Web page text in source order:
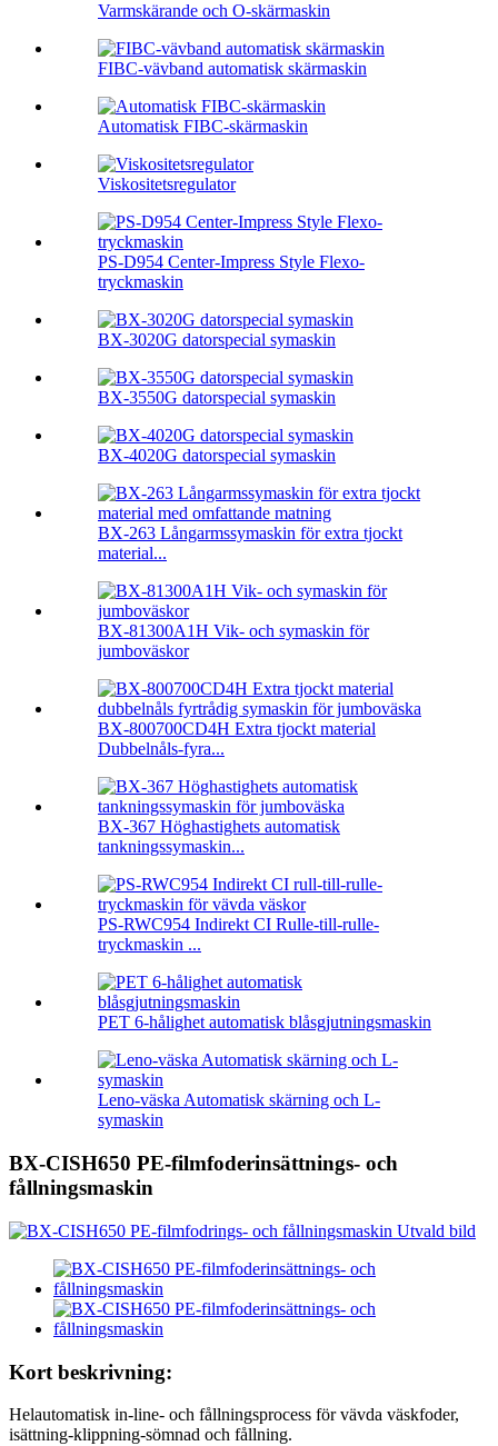
Varmskärande och O-skärmaskin
FIBC-vävband automatisk skärmaskin
Automatisk FIBC-skärmaskin
Viskositetsregulator
PS-D954 Center-Impress Style Flexo-
tryckmaskin
BX-3020G datorspecial symaskin
BX-3550G datorspecial symaskin
BX-4020G datorspecial symaskin
BX-263 Långarmssymaskin för extra tjockt
material...
BX-81300A1H Vik- och symaskin för
jumboväskor
BX-800700CD4H Extra tjockt material
Dubbelnåls-fyra...
BX-367 Höghastighets automatisk
tankningssymaskin...
PS-RWC954 Indirekt CI Rulle-till-rulle-
tryckmaskin ...
PET 6-hålighet automatisk blåsgjutningsmaskin
Leno-väska Automatisk skärning och L-
symaskin
BX-CISH650 PE-filmfoderinsättnings- och
fållningsmaskin
Kort beskrivning:
Helautomatisk in-line- och fållningsprocess för vävda väskfoder,
isättning-klippning-sömnad och fållning.